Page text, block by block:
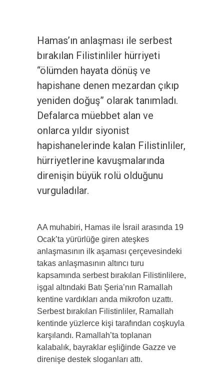
Hamas’ın anlaşması ile serbest
bırakılan Filistinliler hürriyeti
“ölümden hayata dönüş ve
hapishane denen mezardan çıkıp
yeniden doğuş” olarak tanımladı.
Defalarca müebbet alan ve
onlarca yıldır siyonist
hapishanelerinde kalan Filistinliler,
hürriyetlerine kavuşmalarında
direnişin büyük rolü olduğunu
vurguladılar.
AA muhabiri, Hamas ile İsrail arasında 19
Ocak’ta yürürlüğe giren ateşkes
anlaşmasının ilk aşaması çerçevesindeki
takas anlaşmasının altıncı turu
kapsamında serbest bırakılan Filistinlilere,
işgal altındaki Batı Şeria’nın Ramallah
kentine vardıkları anda mikrofon uzattı.
Serbest bırakılan Filistinliler, Ramallah
kentinde yüzlerce kişi tarafından coşkuyla
karşılandı. Ramallah’ta toplanan
kalabalık, bayraklar eşliğinde Gazze ve
direnişe destek sloganları attı.